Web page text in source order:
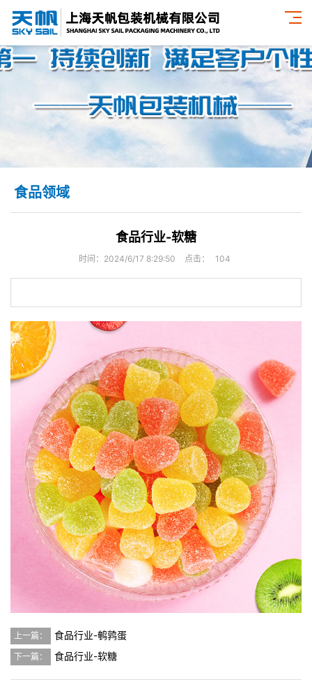
食品领域
食品行业-软糖
时间：2024/6/17 8:29:50 点击： 104
上一篇： 食品行业-鹌鹑蛋
下一篇： 食品行业-软糖